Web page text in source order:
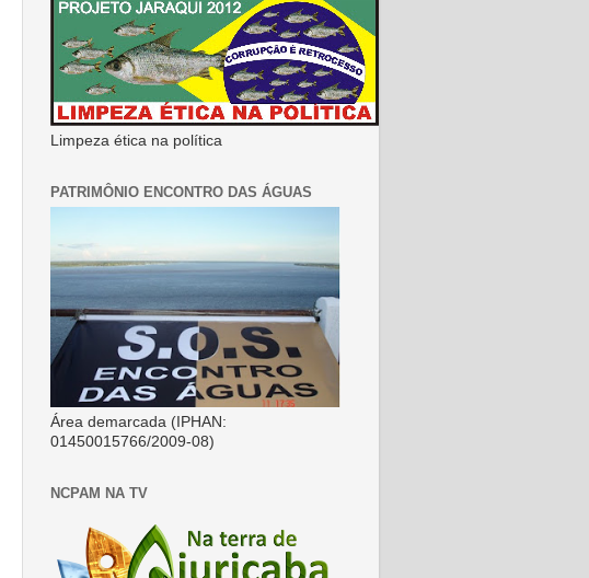
Limpeza ética na política
PATRIMÔNIO ENCONTRO DAS ÁGUAS
Área demarcada (IPHAN:
01450015766/2009-08)
NCPAM NA TV